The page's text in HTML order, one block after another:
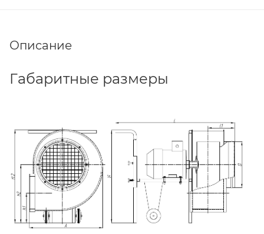
Описание
Габаритные размеры